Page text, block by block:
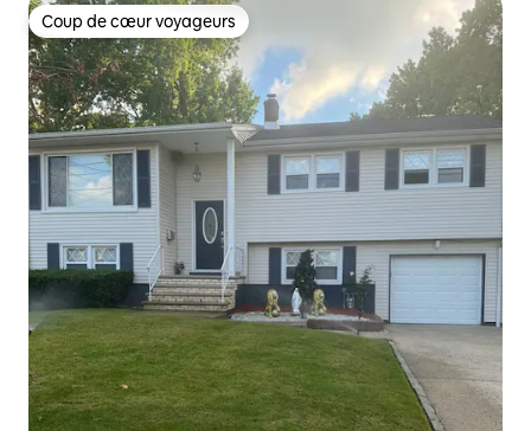
Coup de cœur voyageurs
Coup de cœur voyageurs